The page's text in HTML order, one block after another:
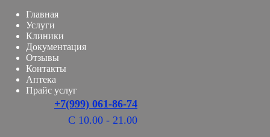
Главная
Услуги
Клиники
Документация
Отзывы
Контакты
Аптека
Прайс услуг
+7(999) 061-86-74
С 10.00 - 21.00